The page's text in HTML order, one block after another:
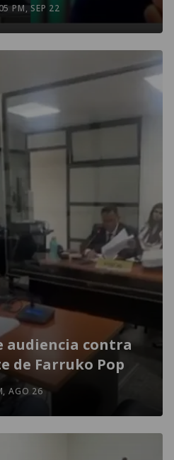
PM, SEP 22
audiencia contra
de Farruko Pop
AGO 26